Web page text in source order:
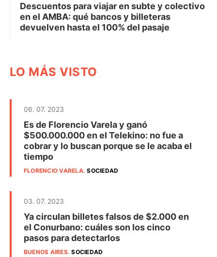
Descuentos para viajar en subte y colectivo
en el AMBA: qué bancos y billeteras
devuelven hasta el 100% del pasaje
LO MÁS VISTO
06. 07. 2023
Es de Florencio Varela y ganó
$500.000.000 en el Telekino: no fue a
cobrar y lo buscan porque se le acaba el
tiempo
FLORENCIO VARELA.SOCIEDAD
03. 07. 2023
Ya circulan billetes falsos de $2.000 en
el Conurbano: cuáles son los cinco
pasos para detectarlos
BUENOS AIRES.SOCIEDAD